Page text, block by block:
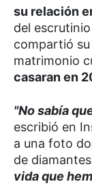
su relación
del
compartió
matrimonio
casaran en
"No sabía
escribió en
a una foto
de
vida que